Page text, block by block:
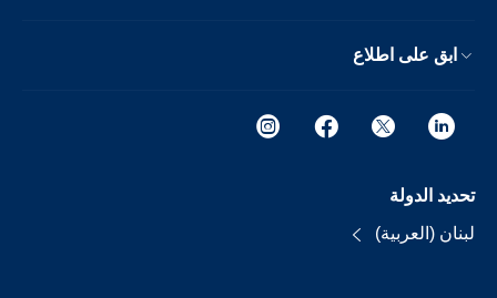
ابق على اطلاع
تحديد الدولة
لبنان (العربية)